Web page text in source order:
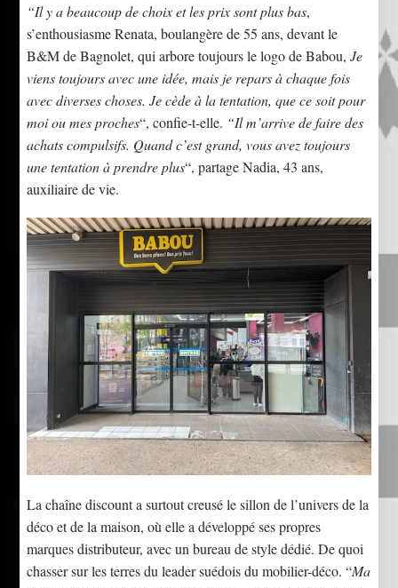
“Il y a beaucoup de choix et les prix sont plus bas,
s’enthousiasme Renata, boulangère de 55 ans, devant le
B&M de Bagnolet, qui arbore toujours le logo de Babou,Je
viens toujours avec une idée, mais je repars à chaque fois
avec diverses choses. Je cède à la tentation, que ce soit pour
moi ou mes proches“, confie-t-elle. “Il m’arrive de faire des
achats compulsifs. Quand c’est grand, vous avez toujours
une tentation à prendre plus“, partage Nadia, 43 ans,
auxiliaire de vie.
La chaîne discount a surtout creusé le sillon de l’univers de la
déco et de la maison, où elle a développé ses propres
marques distributeur, avec un bureau de style dédié. De quoi
chasser sur les terres du leader suédois du mobilier-déco. “Ma